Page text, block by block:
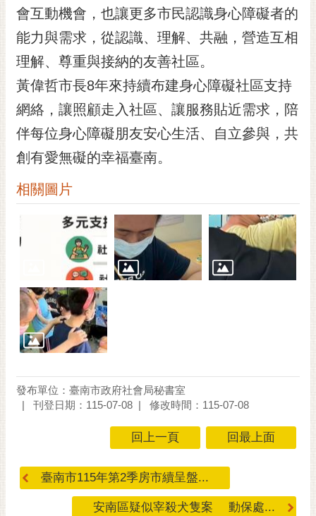
網
站
資
料
開
放
宣
告
市
交
通
位
置
會互動機會，也讓更多市民認識身心障礙者的
能力與需求，從認識、理解、共融，營造互相
理解、尊重與接納的友善社區。
黃偉哲市長8年來持續布建身心障礙社區支持
網絡，讓照顧走入社區、讓服務貼近需求，陪
伴每位身心障礙朋友安心生活、自立參與，共
創有愛無礙的幸福臺南。
相關圖片
發布單位：臺南市政府社會局秘書室
刊登日期：115-07-08
修改時間：115-07-08
回上一頁 回最上面
臺南市115年第2季房市續呈盤...
安南區疑似宰殺犬隻案 動保處...